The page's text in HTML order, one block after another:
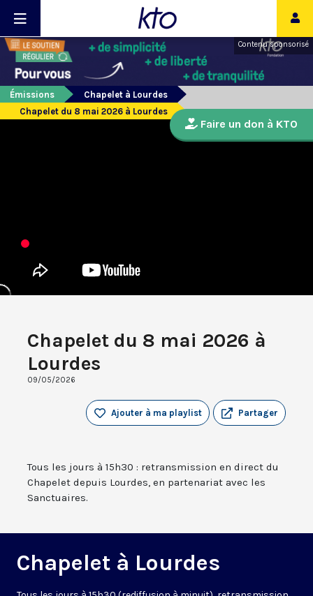
Contenu sponsorisé
Émissions
Chapelet à Lourdes
Chapelet du 8 mai 2026 à Lourdes
Chapelet du 8 mai 2026 à
Lourdes
09/05/2026
Partager
Ajouter à ma playlist
Tous les jours à 15h30 : retransmission en direct du
Chapelet depuis Lourdes, en partenariat avec les
Sanctuaires.
Chapelet à Lourdes
Faire un don à KTO